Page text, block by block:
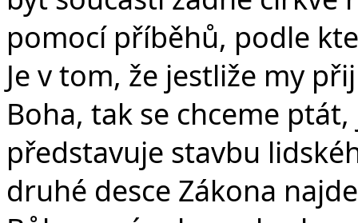
pomocí příběhů, podle
Je v tom, že jestliže my
Boha, tak se chceme
představuje stavbu
druhé desce Zákona